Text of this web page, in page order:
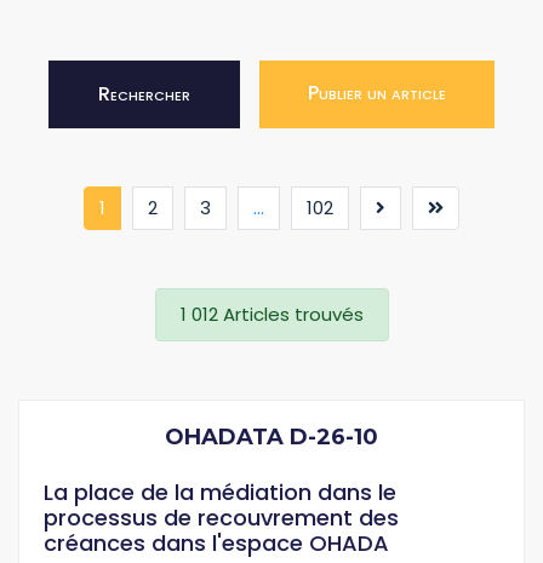
Rechercher Publier un article
1 (current)
2 3 ... 102
1 012 Articles trouvés
OHADATA D-26-10
La place de la médiation dans le
processus de recouvrement des
créances dans l'espace OHADA